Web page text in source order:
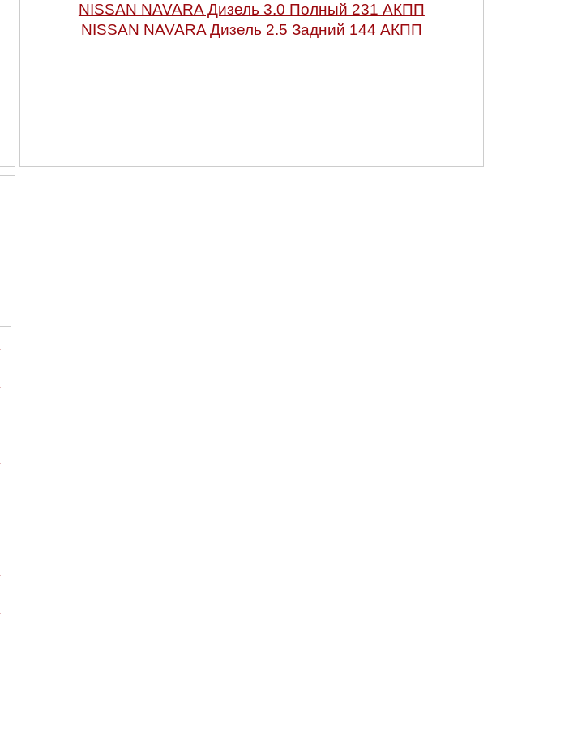
NISSAN NAVARA Дизель 3.0 Полный 231 АКПП
NISSAN NAVARA Дизель 2.5 Задний 144 АКПП